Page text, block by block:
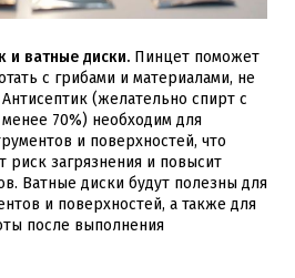
и ватные диски. Пинцет поможет
с грибами и материалами, не
(желательно спирт с
70%) необходим для
и поверхностей, что
риск загрязнения и повысит
Ватные диски будут полезны для
и поверхностей, а также для
после выполнения